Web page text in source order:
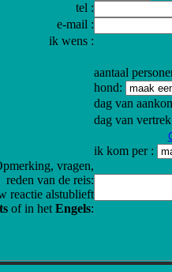
tel :
e-mail :
ik wens :
aantaal
hond:
dag van
dag van
ik kom per :
vragen,
reden van de reis:
reactie alstublieft
of in hetEngels: